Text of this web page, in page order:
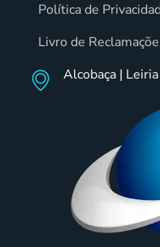
Política de
Livro de
Alcobaça |